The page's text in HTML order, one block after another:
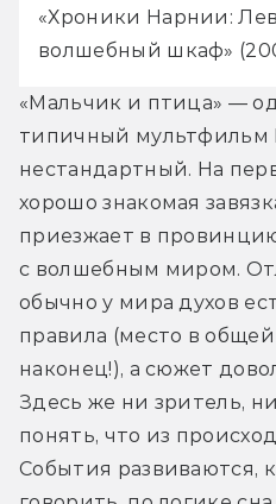
«Хроники Нарнии:
волшебный шкаф»
«Мальчик и птица» —
типичный мультфильм
нестандартный. На
хорошо знакомая
приезжает в
с волшебным миром.
обычно у мира духов
правила (место в
наконец!), а сюжет
Здесь же ни зритель,
понять, что из
События развиваются,